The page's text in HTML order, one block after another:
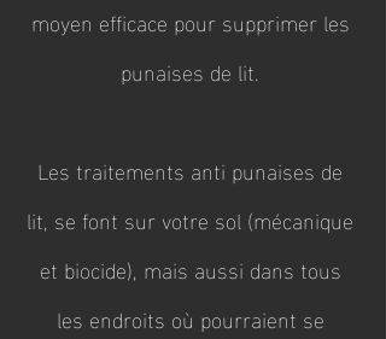
moyen efficace pour supprimer les
punaises de lit.
Les traitements anti punaises de
lit, se font sur votre sol (mécanique
et biocide), mais aussi dans tous
les endroits où pourraient se